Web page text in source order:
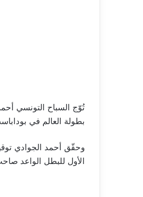
بطولة العالم في
الأول للبطل الواعد صاحب 19 عاما بعد تتويجاته في بطولة النخبة